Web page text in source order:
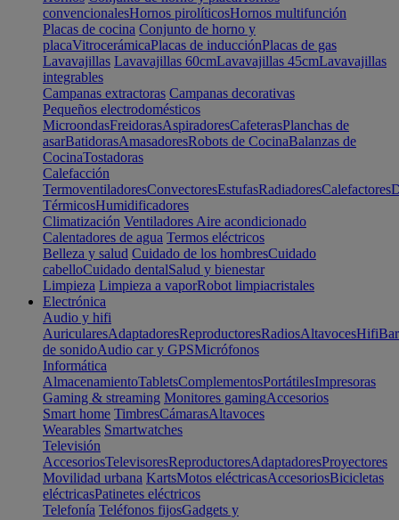
convencionalesHornos pirolíticosHornos multifunción
Placas de cocina Conjunto de horno y
placaVitrocerámicaPlacas de inducciónPlacas de gas
Lavavajillas Lavavajillas 60cmLavavajillas 45cmLavavajillas
integrables
Campanas extractoras Campanas decorativas
Pequeños electrodomésticos
MicroondasFreidorasAspiradoresCafeterasPlanchas de
asarBatidorasAmasadoresRobots de CocinaBalanzas de
CocinaTostadoras
Calefacción
TermoventiladoresConvectoresEstufasRadiadoresCalefactores
TérmicosHumidificadores
Climatización Ventiladores Aire acondicionado
Calentadores de agua Termos eléctricos
Belleza y salud Cuidado de los hombresCuidado
cabelloCuidado dentalSalud y bienestar
Limpieza Limpieza a vaporRobot limpiacristales
Electrónica
Audio y hifi
AuricularesAdaptadoresReproductoresRadiosAltavocesHifi
de sonidoAudio car y GPSMicrófonos
Informática
AlmacenamientoTabletsComplementosPortátilesImpresoras
Gaming & streaming Monitores gamingAccesorios
Smart home TimbresCámarasAltavoces
Wearables Smartwatches
Televisión
AccesoriosTelevisoresReproductoresAdaptadoresProyectores
Movilidad urbana KartsMotos eléctricasAccesoriosBicicletas
eléctricasPatinetes eléctricos
Telefonía Teléfonos fijosGadgets y